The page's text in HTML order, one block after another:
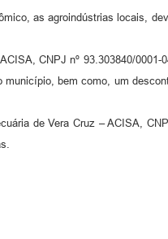
as agroindústrias locais,
CNPJ nº 93.303840/0001-
bem como, um
de Vera Cruz – ACISA,